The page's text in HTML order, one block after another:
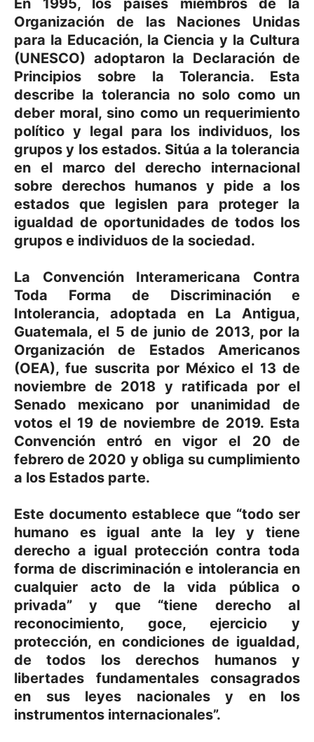
En 1995, los países miembros de la
Organización de las Naciones Unidas
para la Educación, la Ciencia y la Cultura
(UNESCO) adoptaron la Declaración de
Principios sobre la Tolerancia. Esta
describe la tolerancia no solo como un
deber moral, sino como un requerimiento
político y legal para los individuos, los
grupos y los estados. Sitúa a la tolerancia
en el marco del derecho internacional
sobre derechos humanos y pide a los
estados que legislen para proteger la
igualdad de oportunidades de todos los
grupos e individuos de la sociedad.
La Convención Interamericana Contra
Toda Forma de Discriminación e
Intolerancia, adoptada en La Antigua,
Guatemala, el 5 de junio de 2013, por la
Organización de Estados Americanos
(OEA), fue suscrita por México el 13 de
noviembre de 2018 y ratificada por el
Senado mexicano por unanimidad de
votos el 19 de noviembre de 2019. Esta
Convención entró en vigor el 20 de
febrero de 2020 y obliga su cumplimiento
a los Estados parte.
Este documento establece que “todo ser
humano es igual ante la ley y tiene
derecho a igual protección contra toda
forma de discriminación e intolerancia en
cualquier acto de la vida pública o
privada” y que “tiene derecho al
reconocimiento, goce, ejercicio y
protección, en condiciones de igualdad,
de todos los derechos humanos y
libertades fundamentales consagrados
en sus leyes nacionales y en los
instrumentos internacionales”.